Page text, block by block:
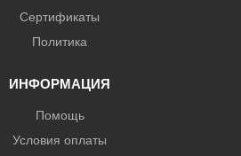
Сертификаты
Политика
ИНФОРМАЦИЯ
Помощь
Условия оплаты